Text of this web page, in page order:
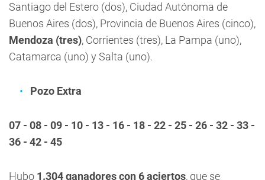
Santiago del Estero (dos), Ciudad Autónoma de
Buenos Aires (dos), Provincia de Buenos Aires (cinco),
Mendoza (tres), Corrientes (tres), La Pampa (uno),
Catamarca (uno) y Salta (uno).
Pozo Extra
07 - 08 - 09 - 10 - 13 - 16 - 18 - 22 - 25 - 26 - 32 - 33 -
36 - 42 - 45
Hubo 1.304 ganadores con 6 aciertos, que se